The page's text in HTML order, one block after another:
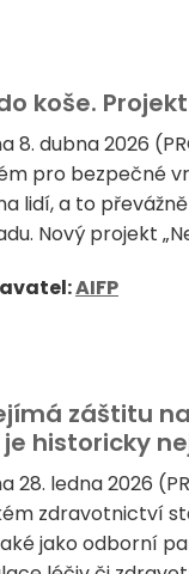
koše.
8. dubna 2026
pro bezpečné
lidí, a to
Nový projekt
AIFP
záštitu
historicky
28. ledna 2026
zdravotnictví
jako odborní